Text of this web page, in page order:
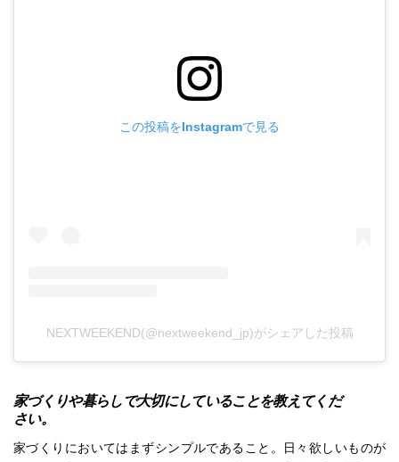
この投稿をInstagramで見る
NEXTWEEKEND(@nextweekend_jp)がシェアした投稿
家づくりや暮らしで大切にしていることを教えてくだ
さい。
家づくりにおいてはまずシンプルであること。日々欲しいものが